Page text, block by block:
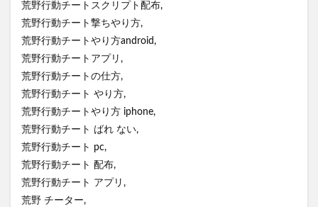
荒野行動チートスクリプト配布,
荒野行動チート撃ちやり方,
荒野行動チートやり方android,
荒野行動チートアプリ,
荒野行動チートの仕方,
荒野行動チート やり方,
荒野行動チートやり方 iphone,
荒野行動チート ばれ ない,
荒野行動チート pc,
荒野行動チート 配布,
荒野行動チート アプリ,
荒野 チーター,